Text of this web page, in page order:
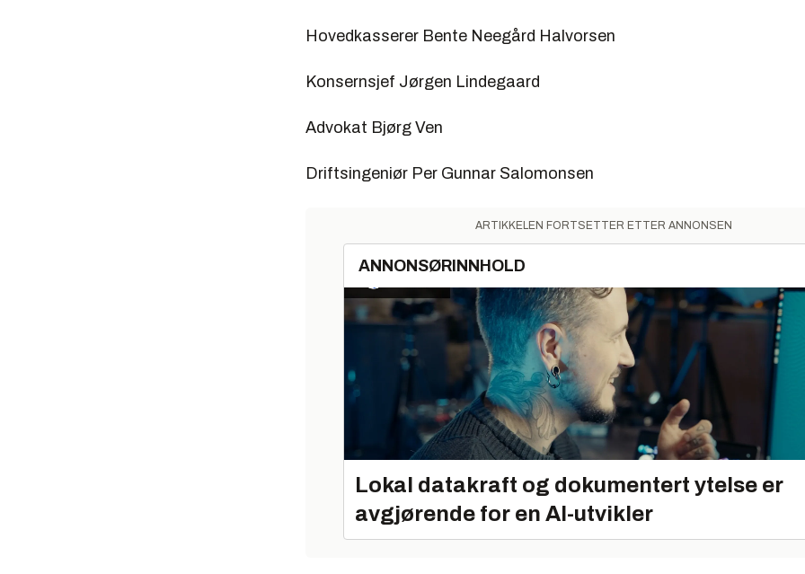
Hovedkasserer Bente Neegård Halvorsen
Konsernsjef Jørgen Lindegaard
Advokat Bjørg Ven
Driftsingeniør Per Gunnar Salomonsen
ARTIKKELEN FORTSETTER ETTER ANNONSEN
ANNONSØRINNHOLD
Lokal datakraft og dokumentert ytelse er
avgjørende for en AI-utvikler